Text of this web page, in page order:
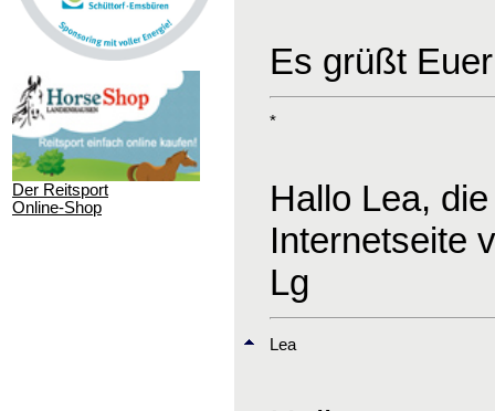
Der Reitsport
Online-Shop
Es grüßt
*
Hallo Lea,
Internetseite
Lg
Lea